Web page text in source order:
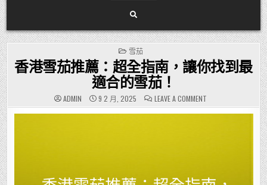
POSTED
IN
雪茄
香港雪茄推薦：超全指南，讓你找到最
適合的雪茄！
ADMIN 9 2 月, 2025 LEAVE A COMMENT
香
港
讓